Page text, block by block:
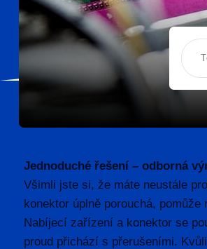
Jednoduché řešení – odborná
Všimli jste si, že máte neustále
konektor úplně porouchá, pomůže
Nabíjecí zařízení a konektor se
proud přichází s přerušeními.